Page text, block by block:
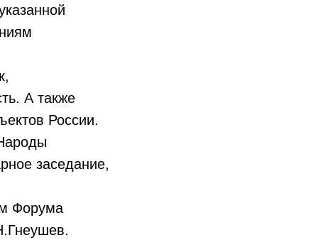
А также
России.
заседание,
Форума